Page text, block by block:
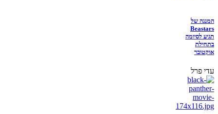
המנגה של
Beastars
תגיע לסיומה
בתחילת
אוקטובר
עדי פרל